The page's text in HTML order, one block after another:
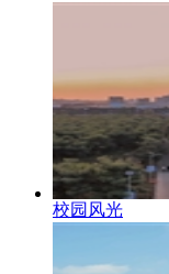
校园风光